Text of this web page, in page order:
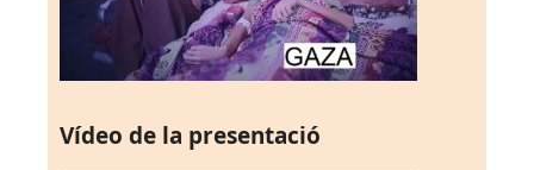
Vídeo de la presentació